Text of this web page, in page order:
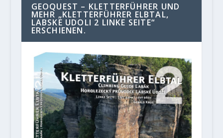
GEOQUEST – KLETTERFÜHRER UND
MEHR „KLETTERFÜHRER ELBTAL,
LABSKE UDOLI 2 LINKE SEITE“
ERSCHIENEN.